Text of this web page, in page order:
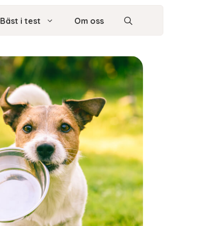
Bäst i test Om oss